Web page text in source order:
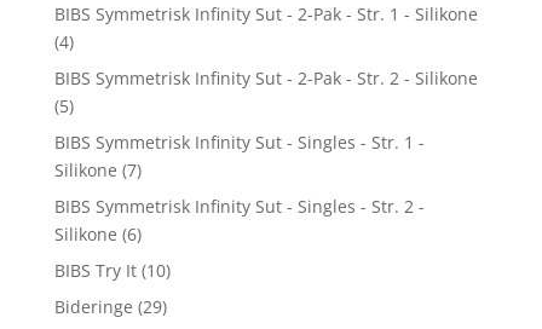
BIBS Symmetrisk Infinity Sut - 2-Pak - Str. 1 - Silikone
(4)
BIBS Symmetrisk Infinity Sut - 2-Pak - Str. 2 - Silikone
(5)
BIBS Symmetrisk Infinity Sut - Singles - Str. 1 -
Silikone (7)
BIBS Symmetrisk Infinity Sut - Singles - Str. 2 -
Silikone (6)
BIBS Try It (10)
Bideringe (29)